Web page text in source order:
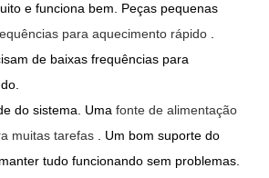
e funciona bem. Peças pequenas
para aquecimento rápido
de baixas frequências para
do sistema. Uma fonte de alimentação
muitas tarefas
. Um bom suporte do
tudo funcionando sem problemas.